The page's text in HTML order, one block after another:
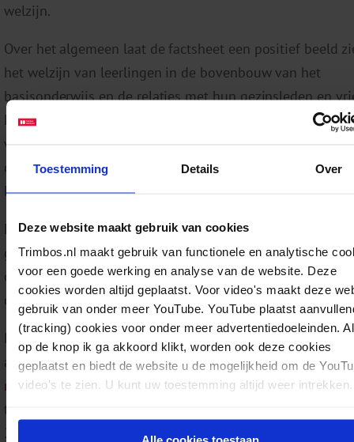
Toestemming Details Over
Deze website maakt gebruik van cookies
Trimbos.nl maakt gebruik van functionele en analytische
voor een goede werking en analyse van de website. Deze
cookies worden altijd geplaatst. Voor video's maakt deze
gebruik van onder meer YouTube. YouTube plaatst
(tracking) cookies voor onder meer advertentiedoeleinden.
op de knop ik ga akkoord klikt, worden ook deze cookies
geplaatst en biedt de website u de mogelijkheid om de
video's te zien. U kunt uw toestemming altijd weer intrekken.
Alle cookies toestaan
welzijn.
Over het algemeen laat de factsheet een positief beeld
het welzijn van leerlingen in de bovenbouw van het
basisonderwijs en de relaties met hun gezinsleden en
Maar er wordt ook gewezen op aandachtsgebieden zoals
welzijn van meisjes, de ervaren druk door schoolwerk en
die sociale media en gamen speelt in de levens van
leerlingen.
Het is belangrijk om te volgen hoe het met de
groep 6 en 7 gaat. Omdat deze groep niet vaak wordt
onderzocht, weten we momenteel nog niet hoe het
ontwikkelt op jonge leeftijd.
De resultaten van het onderzoek over leerlingen uit
alle leerjaren van het voortgezet onderwijs zijn te
rapport ‘Jong na corona’.In dit rapport worden de
trends in het welzijn van scholieren in de periode 2017-
2022 besproken.